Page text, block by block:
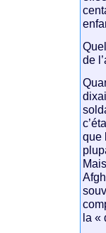
de
que
la «